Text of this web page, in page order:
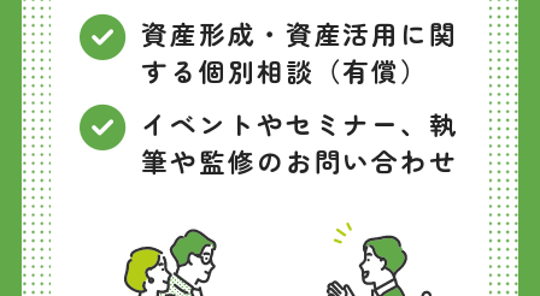
資産形成・資産活用に関
する個別相談（有償）
イベントやセミナー、執
筆や監修のお問い合わせ